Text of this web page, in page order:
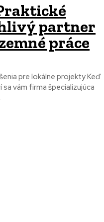
partner
práce
pre lokálne projekty Keď
vám firma špecializujúca